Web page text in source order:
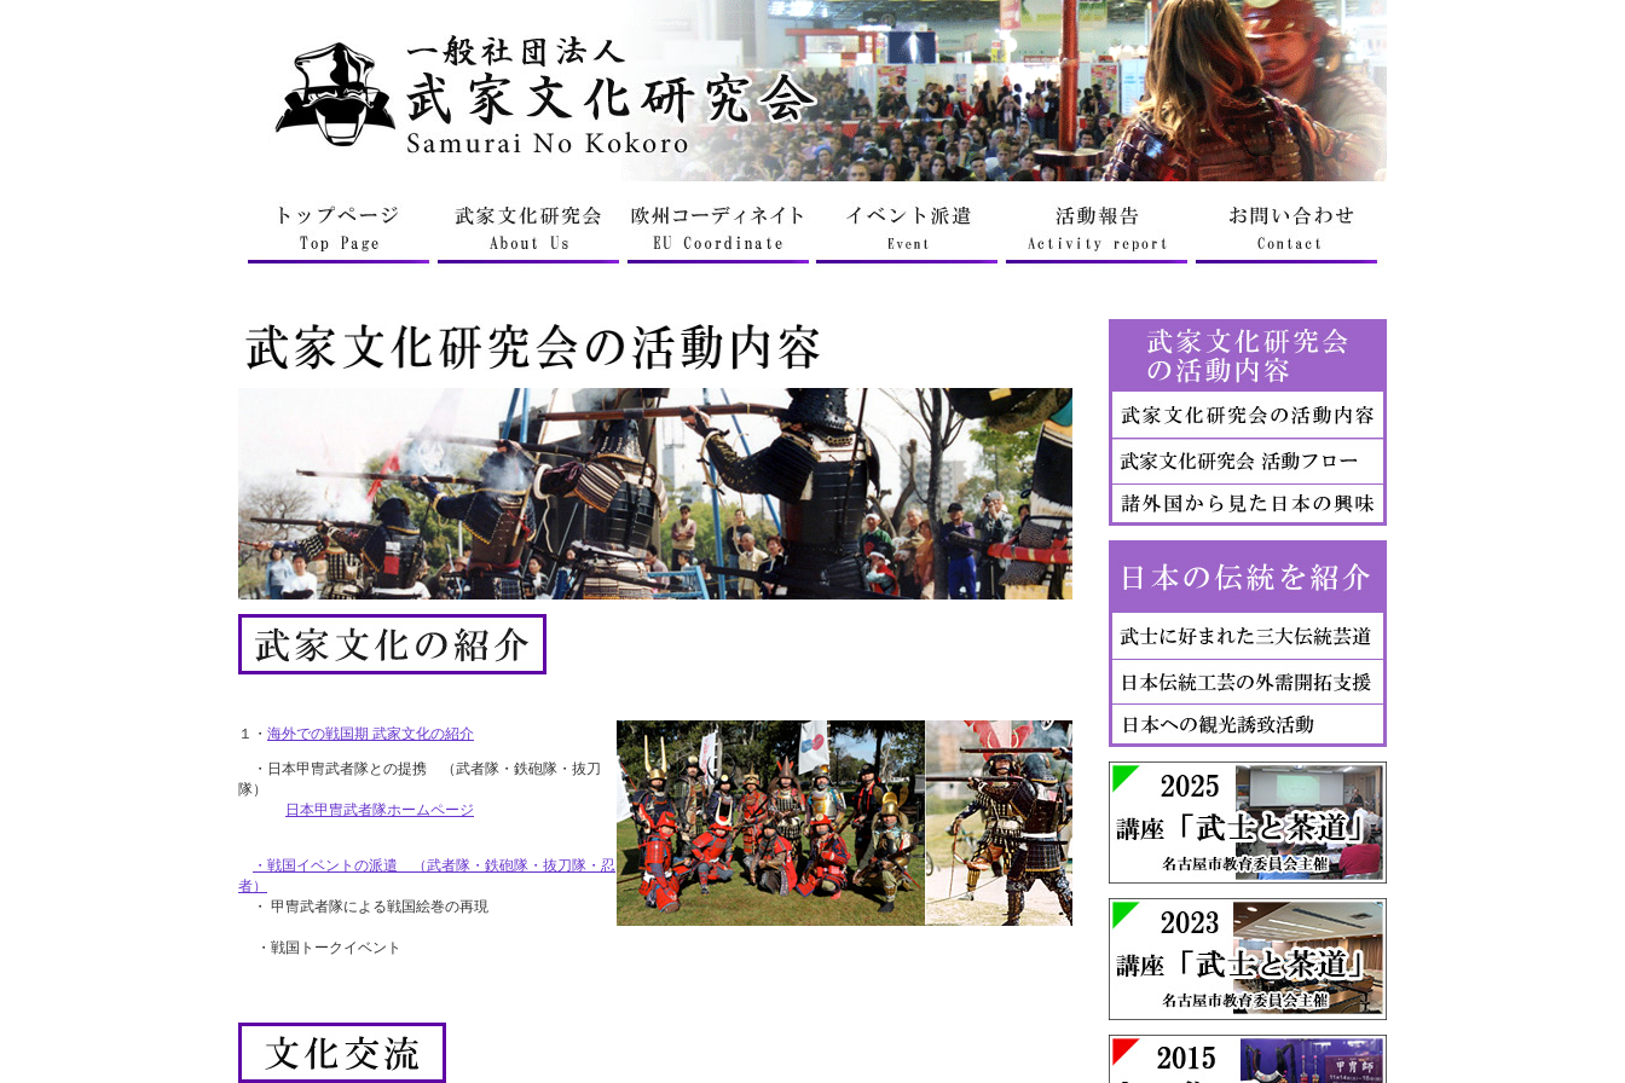
１・ 海外での戦国期 武家文化の紹介
・日本甲冑武者隊との提携 （武者隊・鉄砲隊・抜刀
隊）
日本甲冑武者隊ホームページ
・戦国イベントの派遣 （武者隊・鉄砲隊・抜刀隊・忍
者）
・ 甲冑武者隊による戦国絵巻の再現
・戦国トークイベント